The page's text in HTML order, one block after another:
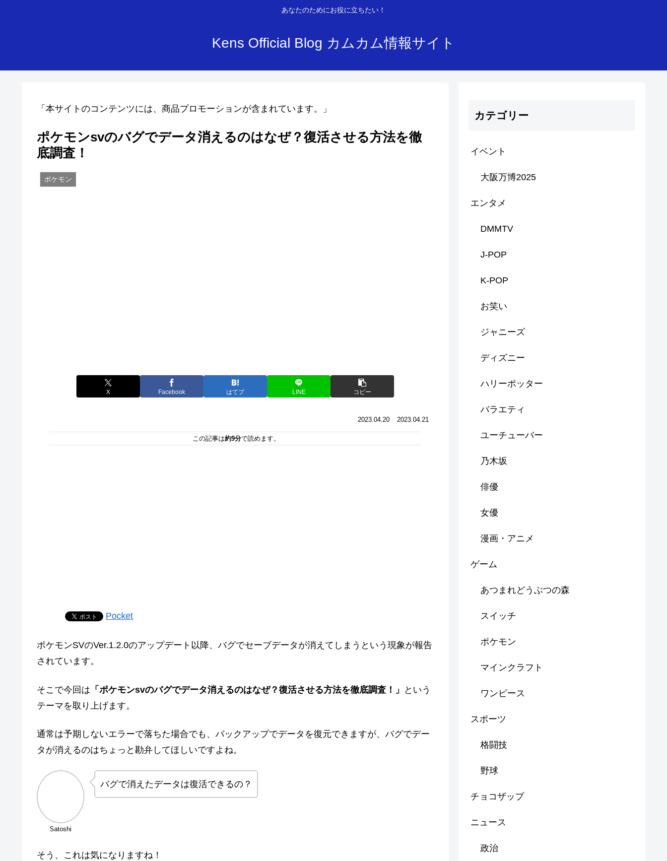
あなたのためにお役に立ちたい！
Kens Official Blog カムカム情報サイト
「本サイトのコンテンツには、商品プロモーションが含まれています。」
ポケモンsvのバグでデータ消えるのはなぜ？復活させる方法を徹
底調査！
ポケモン
X Facebook はてブ LINE コピー
2023.04.20 2023.04.21
この記事は約9分で読めます。
Pocket
ポケモンSVのVer.1.2.0のアップデート以降、バグでセーブデータが消えてしまうという現象が報告
されています。
そこで今回は 「ポケモンsvのバグでデータ消えるのはなぜ？復活させる方法を徹底調査！」
という
テーマを取り上げます。
通常は予期しないエラーで落ちた場合でも、バックアップでデータを復元できますが、バグでデー
タが消えるのはちょっと勘弁してほしいですよね。
Satoshi
バグで消えたデータは復活できるの？
そう、これは気になりますね！
カテゴリー
イベント
大阪万博2025
エンタメ
DMMTV
J-POP
K-POP
お笑い
ジャニーズ
ディズニー
ハリーポッター
バラエティ
ユーチューバー
乃木坂
俳優
女優
漫画・アニメ
ゲーム
あつまれどうぶつの森
スイッチ
ポケモン
マインクラフト
ワンピース
スポーツ
格闘技
野球
チョコザップ
ニュース
政治